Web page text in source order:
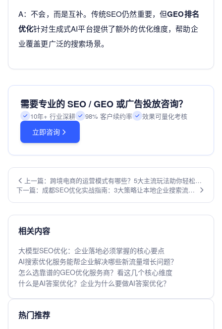
A：不会，而是互补。传统SEO仍然重要，但GEO排名
优化针对生成式AI平台提供了额外的优化维度，帮助企
业覆盖更广泛的搜索场景。
需要专业的 SEO / GEO 或广告投放咨询？
10年+ 行业深耕 98% 客户续约率 效果可量化考核
立即咨询
上一篇：跨境电商的运营模式有哪些？5大主流玩法助你轻松出
海
下一篇：成都SEO优化实战指南：3大策略让本地企业搜索流量
相关内容
大模型SEO优化：企业落地必须掌握的核心要点
AI搜索优化服务能帮企业解决哪些新流量增长问题？
怎么选靠谱的GEO优化服务商？看这几个核心维度
什么是AI答案优化？企业为什么要做AI答案优化？
热门推荐